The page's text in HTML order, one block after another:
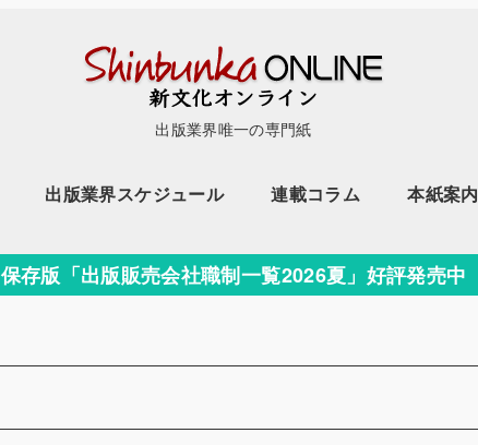
出版業界唯一の専門紙
出版業界スケジュール 連載コラム 本紙案内
保存版「出版販売会社職制一覧2026夏」好評発売中